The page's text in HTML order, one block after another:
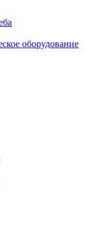
оборудование